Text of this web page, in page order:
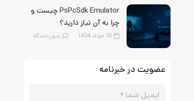
PsPcSdk Emulator چیست و
چرا به آن نیاز دارید؟
18 خرداد 1404 بدون دیدگاه
عضویت در خبرنامه